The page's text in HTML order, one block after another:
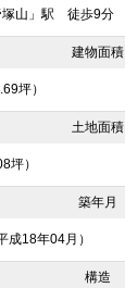
塚山」駅 徒歩9分
建物面積
坪）
土地面積
坪）
築年月
成18年04月）
構造